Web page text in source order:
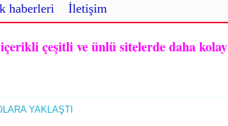
haberleri İletişim
çeşitli ve ünlü sitelerde daha
YAKLAŞTI